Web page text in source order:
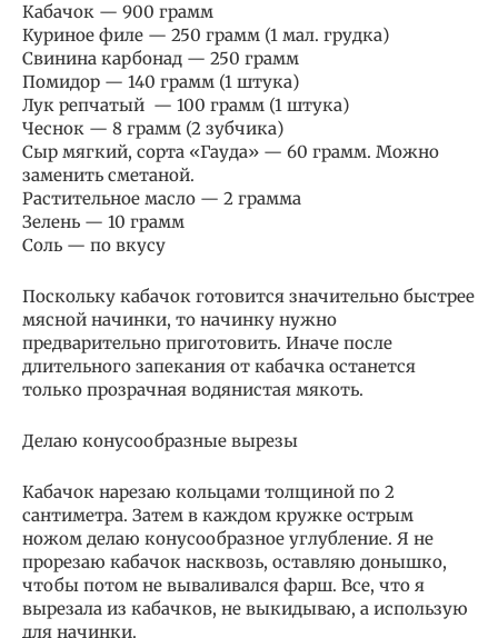
Кабачок — 900 грамм
Куриное филе — 250 грамм (1 мал. грудка)
Свинина карбонад — 250 грамм
Помидор — 140 грамм (1 штука)
Лук репчатый — 100 грамм (1 штука)
Чеснок — 8 грамм (2 зубчика)
Сыр мягкий, сорта «Гауда» — 60 грамм. Можно
заменить сметаной.
Растительное масло — 2 грамма
Зелень — 10 грамм
Соль — по вкусу
Поскольку кабачок готовится значительно быстрее
мясной начинки, то начинку нужно
предварительно приготовить. Иначе после
длительного запекания от кабачка останется
только прозрачная водянистая мякоть.
Делаю конусообразные вырезы
Кабачок нарезаю кольцами толщиной по 2
сантиметра. Затем в каждом кружке острым
ножом делаю конусообразное углубление. Я не
прорезаю кабачок насквозь, оставляю донышко,
чтобы потом не вываливался фарш. Все, что я
вырезала из кабачков, не выкидываю, а использую
для начинки.